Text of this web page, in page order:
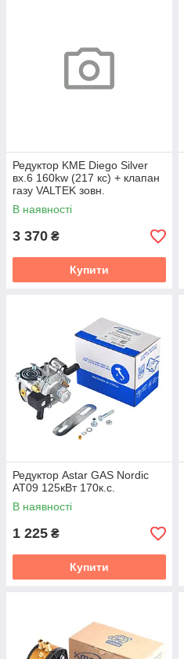
Редуктор KME Diego Silver
вх.6 160kw (217 кс) + клапан
газу VALTEK зовн.
В наявності
3 370 ₴
Купити
Редуктор Astar GAS Nordic
АТ09 125кВт 170к.с.
В наявності
1 225 ₴
Купити